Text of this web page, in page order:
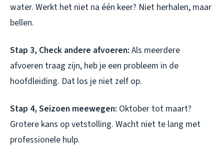
water. Werkt het niet na één keer? Niet herhalen, maar
bellen.
Stap 3, Check andere afvoeren: Als meerdere
afvoeren traag zijn, heb je een probleem in de
hoofdleiding. Dat los je niet zelf op.
Stap 4, Seizoen meewegen: Oktober tot maart?
Grotere kans op vetstolling. Wacht niet te lang met
professionele hulp.